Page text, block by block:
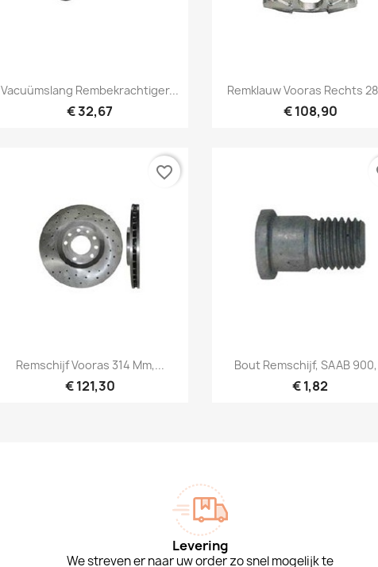
Snel bekijken
Vacuümslang Rembekrachtiger...
€ 32,67
Snel bekijken
Remklauw Vooras Rechts
€ 108,90
Snel bekijken
Remschijf Vooras 314 Mm,...
€ 121,30
favorite_border
Snel bekijken
Bout Remschijf, SAAB
€ 1,82
Levering
We streven er naar uw order zo snel mogelijk te